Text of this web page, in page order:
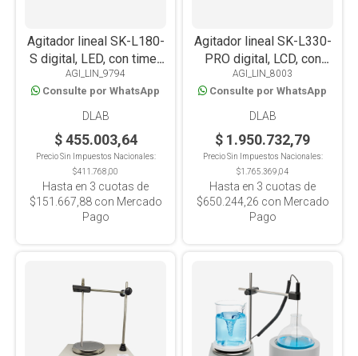
Agitador lineal SK-L180-
S digital, LED, con timer,
plataforma
antideslizante, 2kg
AGI_LIN_9794
Consulte por WhatsApp
DLAB
$ 455.003,64
Precio Sin Impuestos Nacionales:
$411.768,00
Hasta en 3 cuotas de
$151.667,88con Mercado
Pago
Agitador lineal SK-L330-
PRO digital, LCD, con
timer, plataforma 4
barras, 7.5kg
AGI_LIN_8003
Consulte por WhatsApp
DLAB
$ 1.950.732,79
Precio Sin Impuestos Nacionales:
$1.765.369,04
Hasta en 3 cuotas de
$650.244,26 con Mercado
Pago